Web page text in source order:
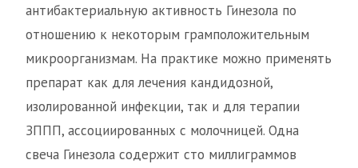
антибактериальную активность Гинезола по
отношению к некоторым грамположительным
микроорганизмам. На практике можно применять
препарат как для лечения кандидозной,
изолированной инфекции, так и для терапии
ЗППП, ассоциированных с молочницей. Одна
свеча Гинезола содержит сто миллиграммов